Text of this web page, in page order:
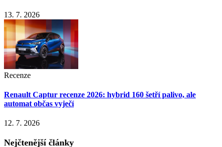
13. 7. 2026
Recenze
Renault Captur recenze 2026: hybrid 160 šetří palivo, ale
automat občas vyječí
12. 7. 2026
Nejčtenější články